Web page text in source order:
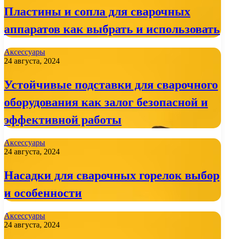
Пластины и сопла для сварочных
аппаратов как выбрать и использовать
Аксессуары
24 августа, 2024
Устойчивые подставки для сварочного
оборудования как залог безопасной и
эффективной работы
Аксессуары
24 августа, 2024
Насадки для сварочных горелок выбор
и особенности
Аксессуары
24 августа, 2024